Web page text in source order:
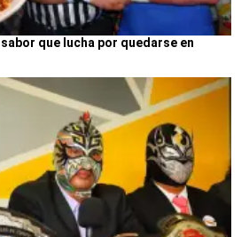
que lucha por quedarse en